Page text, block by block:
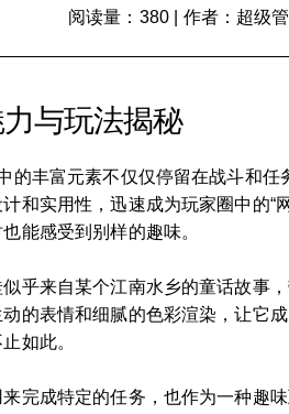
阅读量：380 作者：超级
与玩法揭秘
的丰富元素不仅仅停留在战斗和
和实用性，迅速成为玩家圈中的
能感受到别样的趣味。
乎来自某个江南水乡的童话故事
的表情和细腻的色彩渲染，让它
如此。
完成特定的任务，也作为一种趣